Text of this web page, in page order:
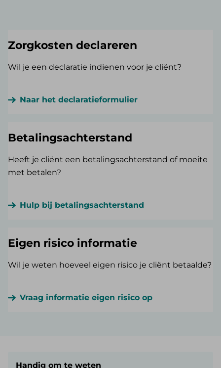
Zorgkosten declareren
Wil je een declaratie indienen voor je cliënt?
Naar het declaratieformulier
Betalingsachterstand
Heeft je cliënt een betalingsachterstand of moeite
met betalen?
Hulp bij betalingsachterstand
Eigen risico informatie
Wil je weten hoeveel eigen risico je cliënt betaalde?
Vraag informatie eigen risico op
Handig om te weten